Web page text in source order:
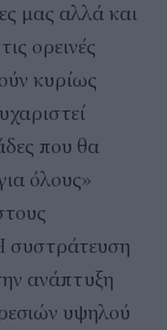
μας αλλά και
ορεινές
κυρίως
που θα
όλους»
συστράτευση
ανάπτυξη
υψηλού